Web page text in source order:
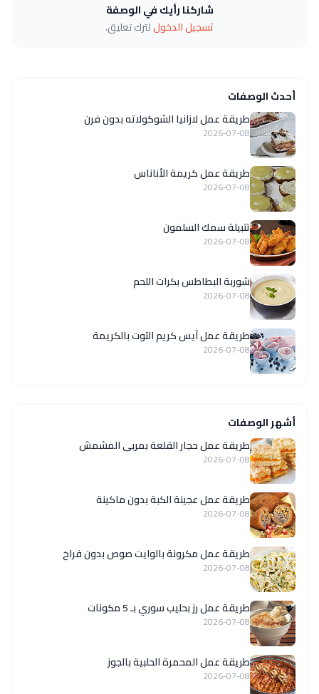
شاركنا رأيك في الوصفة
تسجيل الدخوللترك تعليق.
أحدث الوصفات
طريقة عمل لازانيا الشوكولاته بدون فرن
2026-07-08
طريقة عمل كريمة الأناناس
2026-07-08
تتبيلة سمك السلمون
2026-07-08
شوربة البطاطس بكرات اللحم
2026-07-08
طريقة عمل آيس كريم التوت بالكريمة
2026-07-08
أشهر الوصفات
طريقة عمل حجار القلعة بمربى المشمش
2026-07-08
طريقة عمل عجينة الكبة بدون ماكينة
2026-07-08
طريقة عمل مكرونة بالوايت صوص بدون فراخ
2026-07-08
طريقة عمل رز بحليب سوري بـ 5 مكونات
2026-07-08
طريقة عمل المحمرة الحلبية بالجوز
2026-07-08